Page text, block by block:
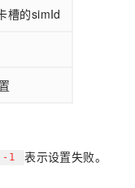
槽的simId
-1 表示设置失败。